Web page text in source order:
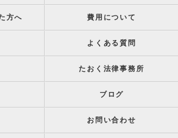
方へ 費用について
よくある質問
たおく法律事務所
ブログ
お問い合わせ